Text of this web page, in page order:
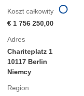
Adres
Chariteplatz 1
10117 Berlin
Niemcy
Region
Koszt całkowity
€ 1 756 250,00